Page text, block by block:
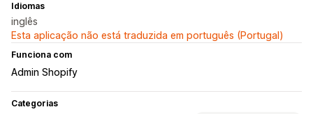
Idiomas
inglês
Esta aplicação não está traduzida em português (Portugal)
Funciona com
Admin Shopify
Categorias